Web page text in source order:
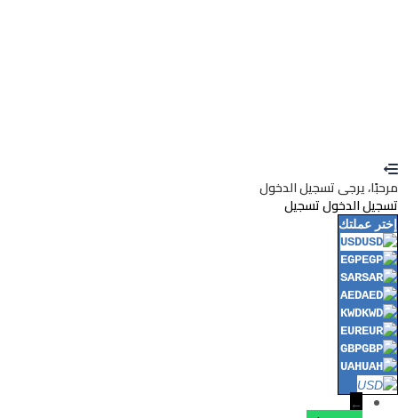
مرحبًا، يرجى تسجيل الدخول
تسجيل الدخولتسجيل
إختر عملتك
USD
EGP
SAR
AED
KWD
EUR
GBP
UAH
←